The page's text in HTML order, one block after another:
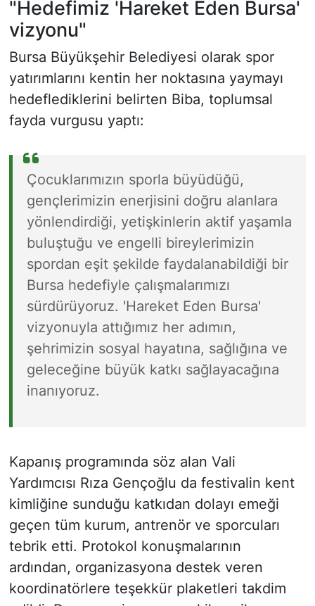
"Hedefimiz 'Hareket Eden Bursa'
vizyonu"
Bursa Büyükşehir Belediyesi olarak spor
yatırımlarını kentin her noktasına yaymayı
hedeflediklerini belirten Biba, toplumsal
fayda vurgusu yaptı:
Çocuklarımızın sporla büyüdüğü,
gençlerimizin enerjisini doğru alanlara
yönlendirdiği, yetişkinlerin aktif yaşamla
buluştuğu ve engelli bireylerimizin
spordan eşit şekilde faydalanabildiği bir
Bursa hedefiyle çalışmalarımızı
sürdürüyoruz. 'Hareket Eden Bursa'
vizyonuyla attığımız her adımın,
şehrimizin sosyal hayatına, sağlığına ve
geleceğine büyük katkı sağlayacağına
inanıyoruz.
Kapanış programında söz alan Vali
Yardımcısı Rıza Gençoğlu da festivalin kent
kimliğine sunduğu katkıdan dolayı emeği
geçen tüm kurum, antrenör ve sporcuları
tebrik etti. Protokol konuşmalarının
ardından, organizasyona destek veren
koordinatörlere teşekkür plaketleri takdim